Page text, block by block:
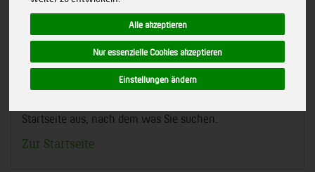
Alle akzeptieren
Nur essenzielle Cookies akzeptieren
Einstellungen ändern
gibt es nicht mehr!
Wir haben unseren Internetauftritt umgebaut. Dabei hat
sich einiges geändert. Das von Ihnen gesuchte Produkt
oder die Internetseite ist leider nicht mehr verfügbar!
Startseite aus, nach dem was Sie suchen.
Zur Startseite